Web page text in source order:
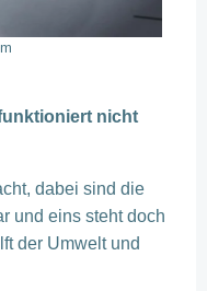
nicht
dabei sind die
und eins steht doch
der Umwelt und